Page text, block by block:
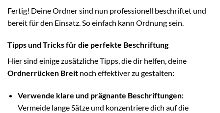
Fertig! Deine Ordner sind nun professionell beschriftet und
bereit für den Einsatz. So einfach kann Ordnung sein.
Tipps und Tricks für die perfekte Beschriftung
Hier sind einige zusätzliche Tipps, die dir helfen, deine
Ordnerrücken Breit noch effektiver zu gestalten:
Verwende klare und prägnante Beschriftungen:
Vermeide lange Sätze und konzentriere dich auf die